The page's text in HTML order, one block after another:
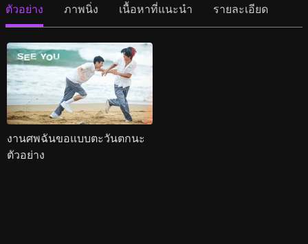
ตัวอย่าง ภาพนิ่ง เนื้อหาที่แนะนำ รายละเอียด
งานศพฉันขอแบบตะวันตกนะ
ตัวอย่าง